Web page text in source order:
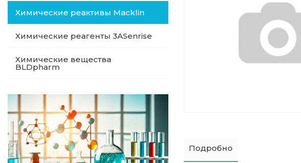
Химические реактивы Macklin
Химические реагенты 3ASenrise
Химические вещества
BLDpharm
Подробно